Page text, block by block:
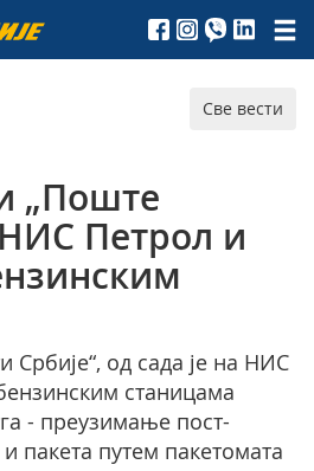
Све вести
„Поште
Петрол и
Србије“, од сада је на НИС
станицама
- преузимање пост-
пакета путем пакетомата